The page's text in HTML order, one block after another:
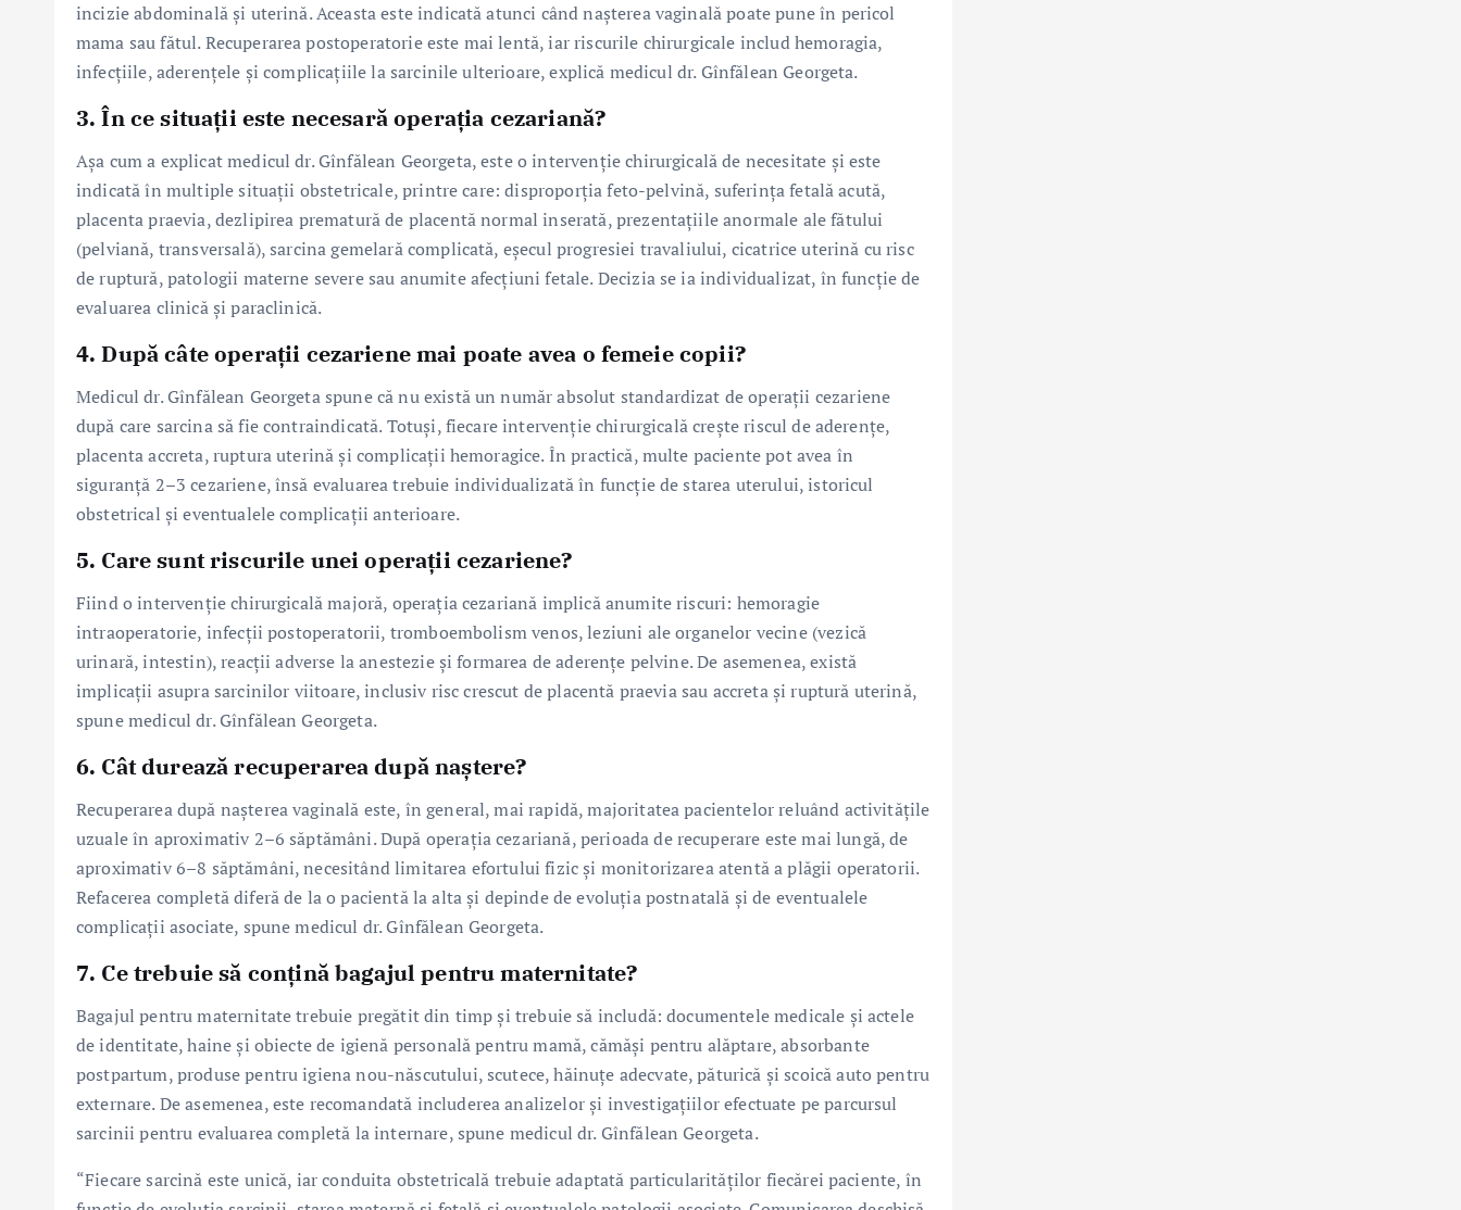
incizie abdominală și uterină. Aceasta este indicată atunci când nașterea vaginală poate pune în pericol
mama sau fătul. Recuperarea postoperatorie este mai lentă, iar riscurile chirurgicale includ hemoragia,
infecțiile, aderențele și complicațiile la sarcinile ulterioare, explică medicul dr. Gînfălean Georgeta.
3. În ce situații este necesară operația cezariană?
Așa cum a explicat medicul dr. Gînfălean Georgeta, este o intervenție chirurgicală de necesitate și este
indicată în multiple situații obstetricale, printre care: disproporția feto-pelvină, suferința fetală acută,
placenta praevia, dezlipirea prematură de placentă normal inserată, prezentațiile anormale ale fătului
(pelviană, transversală), sarcina gemelară complicată, eșecul progresiei travaliului, cicatrice uterină cu risc
de ruptură, patologii materne severe sau anumite afecțiuni fetale. Decizia se ia individualizat, în funcție de
evaluarea clinică și paraclinică.
4. După câte operații cezariene mai poate avea o femeie copii?
Medicul dr. Gînfălean Georgeta spune că nu există un număr absolut standardizat de operații cezariene
după care sarcina să fie contraindicată. Totuși, fiecare intervenție chirurgicală crește riscul de aderențe,
placenta accreta, ruptura uterină și complicații hemoragice. În practică, multe paciente pot avea în
siguranță 2–3 cezariene, însă evaluarea trebuie individualizată în funcție de starea uterului, istoricul
obstetrical și eventualele complicații anterioare.
5. Care sunt riscurile unei operații cezariene?
Fiind o intervenție chirurgicală majoră, operația cezariană implică anumite riscuri: hemoragie
intraoperatorie, infecții postoperatorii, tromboembolism venos, leziuni ale organelor vecine (vezică
urinară, intestin), reacții adverse la anestezie și formarea de aderențe pelvine. De asemenea, există
implicații asupra sarcinilor viitoare, inclusiv risc crescut de placentă praevia sau accreta și ruptură uterină,
spune medicul dr. Gînfălean Georgeta.
6. Cât durează recuperarea după naștere?
Recuperarea după nașterea vaginală este, în general, mai rapidă, majoritatea pacientelor reluând activitățile
uzuale în aproximativ 2–6 săptămâni. După operația cezariană, perioada de recuperare este mai lungă, de
aproximativ 6–8 săptămâni, necesitând limitarea efortului fizic și monitorizarea atentă a plăgii operatorii.
Refacerea completă diferă de la o pacientă la alta și depinde de evoluția postnatală și de eventualele
complicații asociate, spune medicul dr. Gînfălean Georgeta.
7. Ce trebuie să conțină bagajul pentru maternitate?
Bagajul pentru maternitate trebuie pregătit din timp și trebuie să includă: documentele medicale și actele
de identitate, haine și obiecte de igienă personală pentru mamă, cămăși pentru alăptare, absorbante
postpartum, produse pentru igiena nou-născutului, scutece, hăinuțe adecvate, păturică și scoică auto pentru
externare. De asemenea, este recomandată includerea analizelor și investigațiilor efectuate pe parcursul
sarcinii pentru evaluarea completă la internare, spune medicul dr. Gînfălean Georgeta.
“Fiecare sarcină este unică, iar conduita obstetricală trebuie adaptată particularităților fiecărei paciente, în